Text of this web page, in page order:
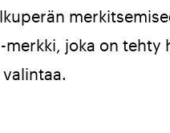
merkki, joka on